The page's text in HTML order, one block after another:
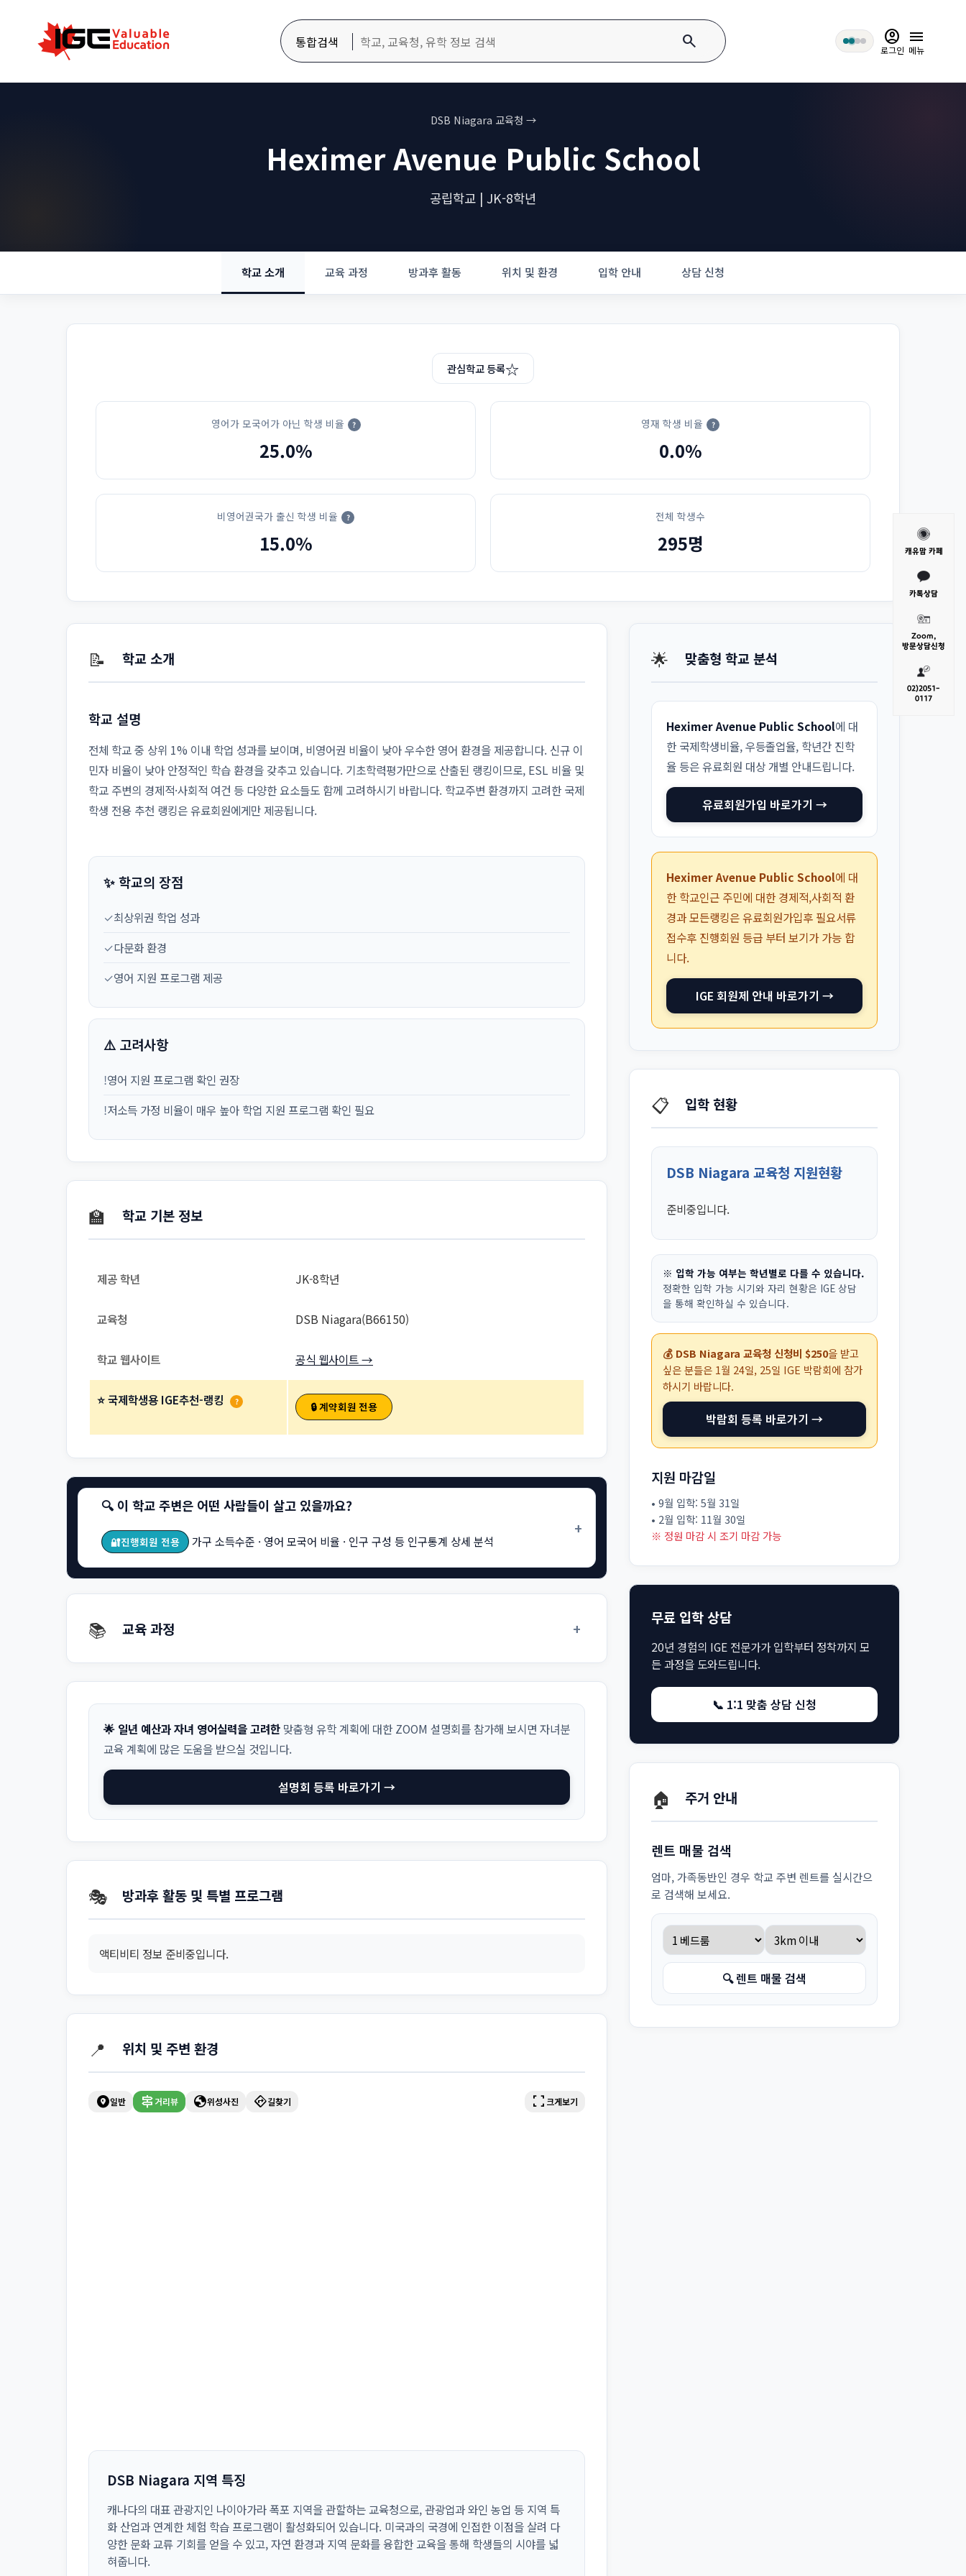
통합검색 search account_circle
로그인
menu
메뉴
DSB Niagara 교육청 →
Heximer Avenue Public School
공립학교 | JK-8학년
학교 소개 교육 과정 방과후 활동 위치 및 환경 입학 안내 상담 신청
관심학교 등록☆
영어가 모국어가 아닌 학생 비율 ?
25.0%
영재 학생 비율 ?
0.0%
비영어권국가 출신 학생 비율 ?
15.0%
전체 학생수
295명
📝 학교 소개
학교 설명
전체 학교 중 상위 1% 이내 학업 성과를 보이며, 비영어권 비율이 낮아 우수한 영어 환경을 제공합니다. 신규 이
민자 비율이 낮아 안정적인 학습 환경을 갖추고 있습니다. 기초학력평가만으로 산출된 랭킹이므로, ESL 비율 및
학교 주변의 경제적·사회적 여건 등 다양한 요소들도 함께 고려하시기 바랍니다. 학교주변 환경까지 고려한 국제
학생 전용 추천 랭킹은 유료회원에게만 제공됩니다.
✨ 학교의 장점
✓최상위권 학업 성과
✓다문화 환경
✓영어 지원 프로그램 제공
⚠️ 고려사항
!영어 지원 프로그램 확인 권장
!저소득 가정 비율이 매우 높아 학업 지원 프로그램 확인 필요
🏫 학교 기본 정보
제공 학년 JK-8학년
교육청 DSB Niagara(B66150)
학교 웹사이트 공식 웹사이트 →
⭐ 국제학생용 IGE추천-랭킹 ? 🔒 계약회원 전용
🔍 이 학교 주변은 어떤 사람들이 살고 있을까요?
🔐진행회원 전용 가구 소득수준 · 영어 모국어 비율 · 인구 구성 등 인구통계 상세 분석
+
📚 교육 과정 +
🌟 일년 예산과 자녀 영어실력을 고려한 맞춤형 유학 계획에 대한 ZOOM 설명회를 참가해 보시면 자녀분
교육 계획에 많은 도움을 받으실 것입니다.
설명회 등록 바로가기 →
🎭 방과후 활동 및 특별 프로그램
액티비티 정보 준비중입니다.
📍 위치 및 주변 환경
explore_nearby일반 signpost거리뷰 globe위성사진 directions길찾기 fullscreen 크게보기
DSB Niagara 지역 특징
캐나다의 대표 관광지인 나이아가라 폭포 지역을 관할하는 교육청으로, 관광업과 와인 농업 등 지역 특
화 산업과 연계한 체험 학습 프로그램이 활성화되어 있습니다. 미국과의 국경에 인접한 이점을 살려 다
양한 문화 교류 기회를 얻을 수 있고, 자연 환경과 지역 문화를 융합한 교육을 통해 학생들의 시야를 넓
혀줍니다.
🌟 맞춤형 학교 분석
Heximer Avenue Public School에 대
한 국제학생비율, 우등졸업율, 학년간 진학
율 등은 유료회원 대상 개별 안내드립니다.
유료회원가입 바로가기 →
Heximer Avenue Public School에 대
한 학교인근 주민에 대한 경제적,사회적 환
경과 모든랭킹은 유료회원가입후 필요서류
접수후 진행회원 등급 부터 보기가 가능 합
니다.
IGE 회원제 안내 바로가기 →
📋 입학 현황
DSB Niagara 교육청 지원현황
준비중입니다.
※ 입학 가능 여부는 학년별로 다를 수 있습니다.
정확한 입학 가능 시기와 자리 현황은 IGE 상담
을 통해 확인하실 수 있습니다.
💰 DSB Niagara 교육청 신청비 $250을 받고
싶은 분들은 1월 24일, 25일 IGE 박람회에 참가
하시기 바랍니다.
박람회 등록 바로가기 →
지원 마감일
• 9월 입학: 5월 31일
• 2월 입학: 11월 30일
※ 정원 마감 시 조기 마감 가능
무료 입학 상담
20년 경험의 IGE 전문가가 입학부터 정착까지 모
든 과정을 도와드립니다.
📞 1:1 맞춤 상담 신청
🏠 주거 안내
렌트 매물 검색
엄마, 가족동반인 경우 학교 주변 렌트를 실시간으
로 검색해 보세요.
🔍 렌트 매물 검색
캐유맘 카페
카톡상담
Zoom,
방문상담신청
02)2051-
0117